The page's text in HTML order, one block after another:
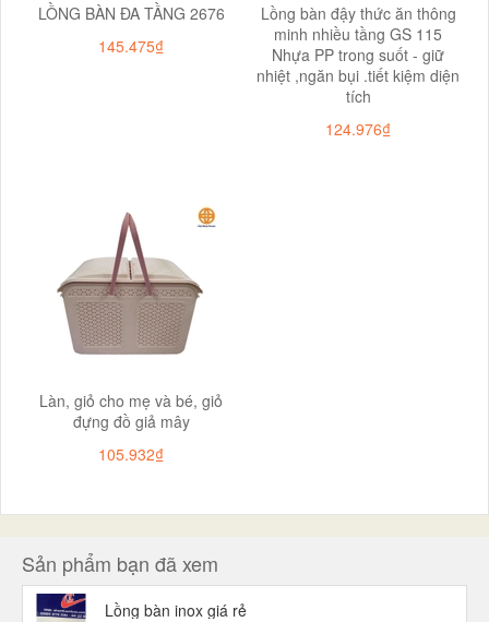
LỒNG BÀN ĐA TẦNG 2676
145.475₫
Lồng bàn đậy thức ăn thông
minh nhiều tầng GS 115
Nhựa PP trong suốt - giữ
nhiệt ,ngăn bụi .tiết kiệm diện
tích
124.976₫
Làn, giỏ cho mẹ và bé, giỏ
đựng đồ giả mây
105.932₫
Sản phẩm bạn đã xem
Lồng bàn inox giá rẻ